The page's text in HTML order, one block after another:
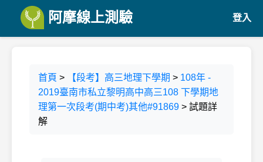
阿摩線上測驗 登入
首頁 > 【段考】高三地理下學期 > 108年 -
2019臺南市私立黎明高中高三108 下學期地
理第一次段考(期中考)其他#91869 > 試題詳
解